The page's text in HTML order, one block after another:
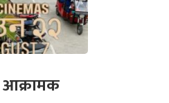
आक्रामक